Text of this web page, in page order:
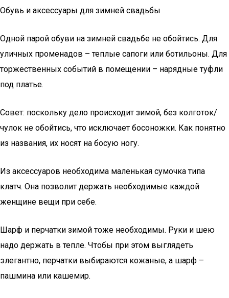
Обувь и аксессуары для зимней свадьбы
Одной парой обуви на зимней свадьбе не обойтись. Для
уличных променадов – теплые сапоги или ботильоны. Для
торжественных событий в помещении – нарядные туфли
под платье.
Совет: поскольку дело происходит зимой, без колготок/
чулок не обойтись, что исключает босоножки. Как понятно
из названия, их носят на босую ногу.
Из аксессуаров необходима маленькая сумочка типа
клатч. Она позволит держать необходимые каждой
женщине вещи при себе.
Шарф и перчатки зимой тоже необходимы. Руки и шею
надо держать в тепле. Чтобы при этом выглядеть
элегантно, перчатки выбираются кожаные, а шарф –
пашмина или кашемир.